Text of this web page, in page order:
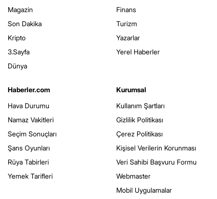
Magazin
Son Dakika
Kripto
3.Sayfa
Dünya
Finans
Turizm
Yazarlar
Yerel Haberler
Haberler.com
Hava Durumu
Namaz Vakitleri
Seçim Sonuçları
Şans Oyunları
Rüya Tabirleri
Yemek Tarifleri
Kurumsal
Kullanım Şartları
Gizlilik Politikası
Çerez Politikası
Kişisel Verilerin Korunması
Veri Sahibi Başvuru Formu
Webmaster
Mobil Uygulamalar